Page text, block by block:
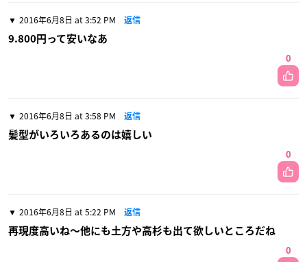
2016年6月8日 at 3:52 PM 返信
9.800円って安いなあ
0
2016年6月8日 at 3:58 PM 返信
髪型がいろいろあるのは嬉しい
0
2016年6月8日 at 5:22 PM 返信
再現度高いね〜他にも土方や高杉も出て欲しいところだね
0